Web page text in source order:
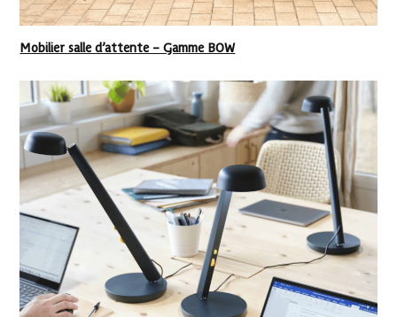
Mobilier salle d’attente – Gamme BOW